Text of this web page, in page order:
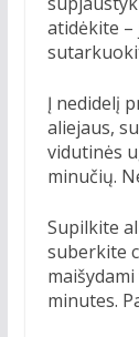
atidėkite
Į nedidelį
aliejaus,
vidutinės
minučių.
Supilkite
suberkite
minutes.